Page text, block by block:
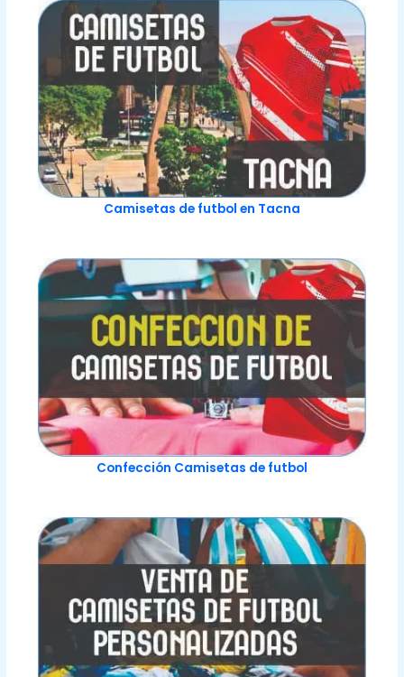
Camisetas de futbol en Tacna
Confección Camisetas de futbol